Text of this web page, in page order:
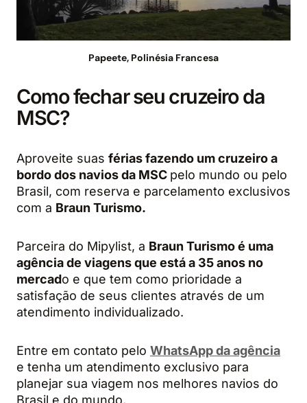
Papeete, Polinésia Francesa
Como fechar seu cruzeiro da
MSC?
Aproveite suas férias fazendo um cruzeiro a
bordo dos navios da MSC pelo mundo ou pelo
Brasil, com reserva e parcelamento exclusivos
com a Braun Turismo.
Parceira do Mipylist, a Braun Turismo é uma
agência de viagens que está a 35 anos no
mercado e que tem como prioridade a
satisfação de seus clientes através de um
atendimento individualizado.
Entre em contato pelo WhatsApp da agência
e tenha um atendimento exclusivo para
planejar sua viagem nos melhores navios do
Brasil e do mundo.